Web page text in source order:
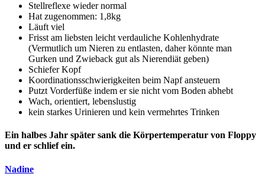
Stellreflexe wieder normal
Hat zugenommen: 1,8kg
Läuft viel
Frisst am liebsten leicht verdauliche Kohlenhydrate
(Vermutlich um Nieren zu entlasten, daher könnte man
Gurken und Zwieback gut als Nierendiät geben)
Schiefer Kopf
Koordinationsschwierigkeiten beim Napf ansteuern
Putzt Vorderfüße indem er sie nicht vom Boden abhebt
Wach, orientiert, lebenslustig
kein starkes Urinieren und kein vermehrtes Trinken
Ein halbes Jahr später sank die Körpertemperatur von Floppy
und er schlief ein.
Nadine